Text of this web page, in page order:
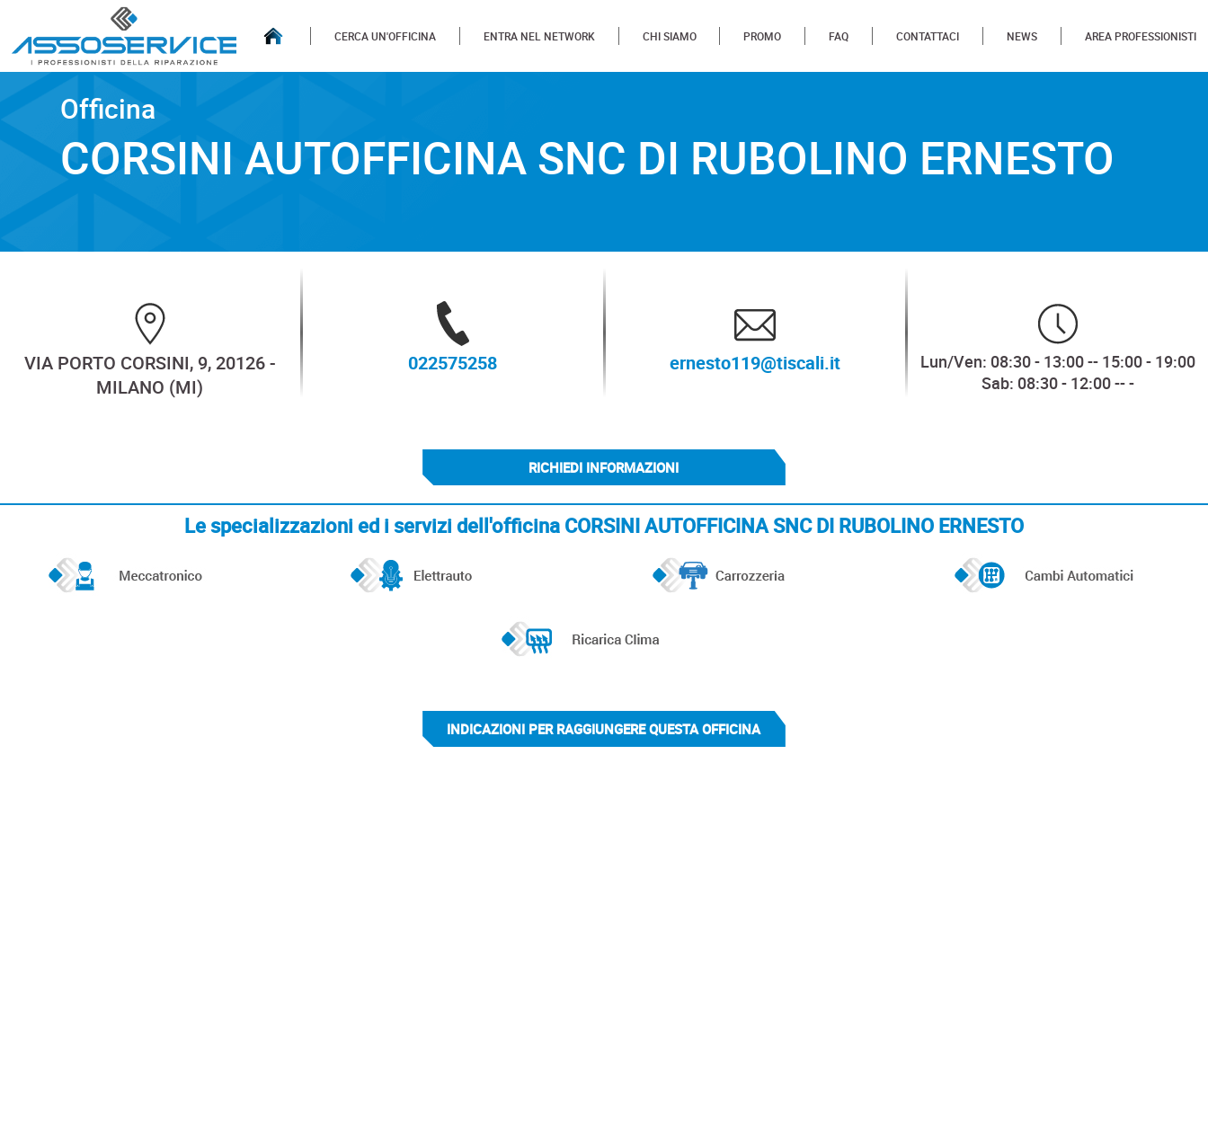
CERCA UN'OFFICINA ENTRA NEL NETWORK CHI SIAMO PROMO FAQ CONTATTACI NEWS AREA PROFESSIONISTI
Officina
CORSINI AUTOFFICINA SNC DI RUBOLINO ERNESTO
Officina
CORSINI AUTOFFICINA SNC DI RUBOLINO ERNESTO
VIA PORTO CORSINI, 9, 20126 -
MILANO (MI)
022575258 ernesto119@tiscali.it
Lun/Ven: 08:30 - 13:00 -- 15:00 - 19:00
Sab: 08:30 - 12:00 -- -
RICHIEDI INFORMAZIONI
Le specializzazioni ed i servizi dell'officina CORSINI AUTOFFICINA SNC DI RUBOLINO ERNESTO
INDICAZIONI PER RAGGIUNGERE QUESTA OFFICINA